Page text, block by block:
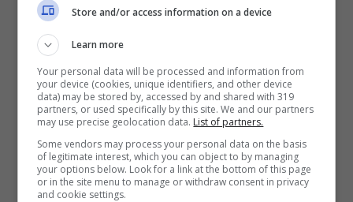
Le foto sono state scattate con una
macchina fotografica Raspberry Pi con
grandangolo.
Ecco il video
Store and/or access information on a device
Learn more
Your personal data will be processed and information from
your device (cookies, unique identifiers, and other device
data) may be stored by, accessed by and shared with 319
partners, or used specifically by this site. We and our partners
may use precise geolocation data. List of partners.
Some vendors may process your personal data on the basis
of legitimate interest, which you can object to by managing
your options below. Look for a link at the bottom of this page
or in the site menu to manage or withdraw consent in privacy
and cookie settings.